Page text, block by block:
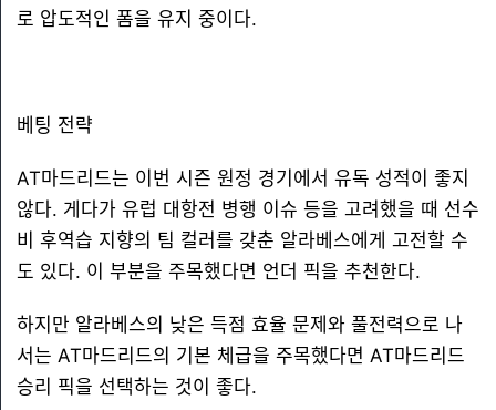
로 압도적인 폼을 유지 중이다.
베팅 전략
AT마드리드는 이번 시즌 원정 경기에서 유독 성적이 좋지
않다. 게다가 유럽 대항전 병행 이슈 등을 고려했을 때 선수
비 후역습 지향의 팀 컬러를 갖춘 알라베스에게 고전할 수
도 있다. 이 부분을 주목했다면 언더 픽을 추천한다.
하지만 알라베스의 낮은 득점 효율 문제와 풀전력으로 나
서는 AT마드리드의 기본 체급을 주목했다면 AT마드리드
승리 픽을 선택하는 것이 좋다.